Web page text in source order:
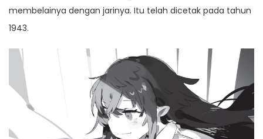
membelainya dengan jarinya. Itu telah dicetak pada tahun
1943.